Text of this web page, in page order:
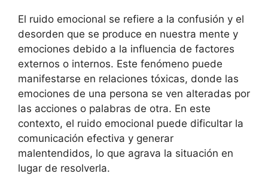
El ruido emocional se refiere a la confusión y el
desorden que se produce en nuestra mente y
emociones debido a la influencia de factores
externos o internos. Este fenómeno puede
manifestarse en relaciones tóxicas, donde las
emociones de una persona se ven alteradas por
las acciones o palabras de otra. En este
contexto, el ruido emocional puede dificultar la
comunicación efectiva y generar
malentendidos, lo que agrava la situación en
lugar de resolverla.